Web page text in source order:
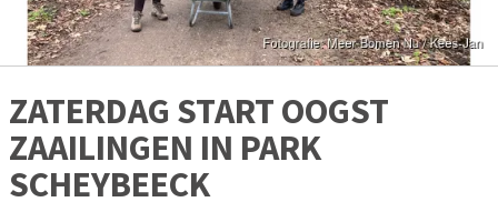
ZATERDAG START OOGST
ZAAILINGEN IN PARK
SCHEYBEECK